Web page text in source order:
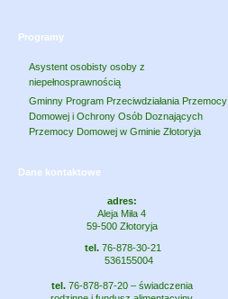
Programy
Asystent osobisty osoby z
niepełnosprawnością
Gminny Program Przeciwdziałania Przemocy
Domowej i Ochrony Osób Doznających
Przemocy Domowej w Gminie Złotoryja
Dane kontaktowe
adres:
Aleja Miła 4
59-500 Złotoryja
tel. 76-878-30-21
536155004
tel.76-878-87-20 – świadczenia